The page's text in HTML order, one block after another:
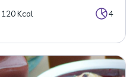
120 Kcal 4